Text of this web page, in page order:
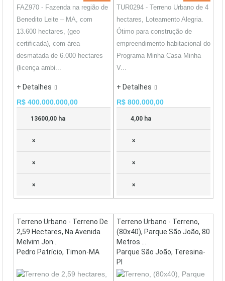
FAZ970 - Fazenda na região de
Benedito Leite – MA, com
13.600 hectares, (geo
certificada), com área
desmatada de 6.000 hectares
(licença ambi...
+ Detalhes
R$ 400.000.000,00
13600,00 ha
×
×
×
TUR0294 - Terreno Urbano de 4
hectares, Loteamento Alegria.
Ótimo para construção de
empreendimento habitacional do
Programa Minha Casa Minha
V...
+ Detalhes
R$ 800.000,00
4,00 ha
×
×
×
Terreno Urbano - Terreno De
2,59 Hectares, Na Avenida
Melvim Jon...
Pedro Patrício, Timon-MA
Terreno Urbano - Terreno,
(80x40), Parque São João, 80
Metros ...
Parque São João, Teresina-
PI